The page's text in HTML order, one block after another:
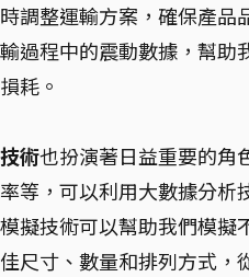
調整運輸方案，確保產品
過程中的震動數據，幫助
耗。
術也扮演著日益重要的角
等，可以利用大數據分析
擬技術可以幫助我們模擬
尺寸、數量和排列方式，